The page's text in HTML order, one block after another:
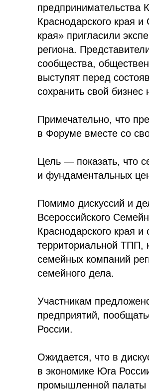
предпринимательства
Краснодарского края
края» пригласили
региона.
сообщества,
выступят перед
сохранить свой
Примечательно, что
в Форуме вместе со
Цель — показать, что
и фундаментальных
Помимо дискуссий и
Всероссийского
Краснодарского края
территориальной ТПП,
семейных компаний
семейного дела.
Участникам
предприятий,
России.
Ожидается, что в
в экономике Юга
промышленной